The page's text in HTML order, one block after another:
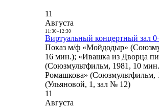
11
Августа
11:30- 12:30
Виртуальный концертный зал
Показ м/ф «Мойдодыр»
16 мин.); «Ивашка из Дворца
(Союзмультфильм, 1981, 10
Ромашкова» (Союзмультфильм,
(Ульяновой, 1, зал № 12)
11
Августа